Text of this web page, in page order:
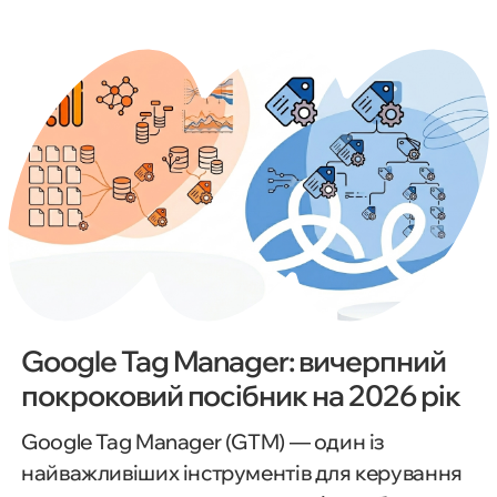
Google Tag Manager: вичерпний
покроковий посібник на 2026 рік
Google Tag Manager (GTM) — один із
найважливіших інструментів для керування